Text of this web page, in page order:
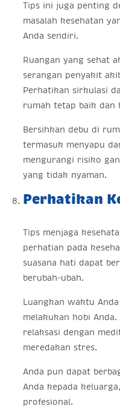
Tips ini juga penting
masalah kesehatan
Anda sendiri.
Ruangan yang sehat
serangan penyakit
Perhatikan sirkulasi
rumah tetap baik dan
Bersihkan debu di
termasuk menyapu
mengurangi risiko
yang tidak nyaman.
Perhatikan
Tips menjaga
perhatian pada
suasana hati dapat
berubah-ubah.
Luangkan waktu
melakukan hobi
relaksasi dengan
meredakan stres.
Anda pun dapat
Anda kepada
profesional.